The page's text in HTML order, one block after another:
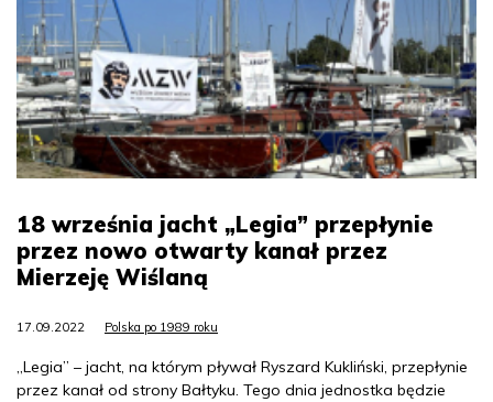
18 września jacht „Legia” przepłynie
przez nowo otwarty kanał przez
Mierzeję Wiślaną
17.09.2022 Polska po 1989 roku
„Legia” – jacht, na którym pływał Ryszard Kukliński, przepłynie
przez kanał od strony Bałtyku. Tego dnia jednostka będzie